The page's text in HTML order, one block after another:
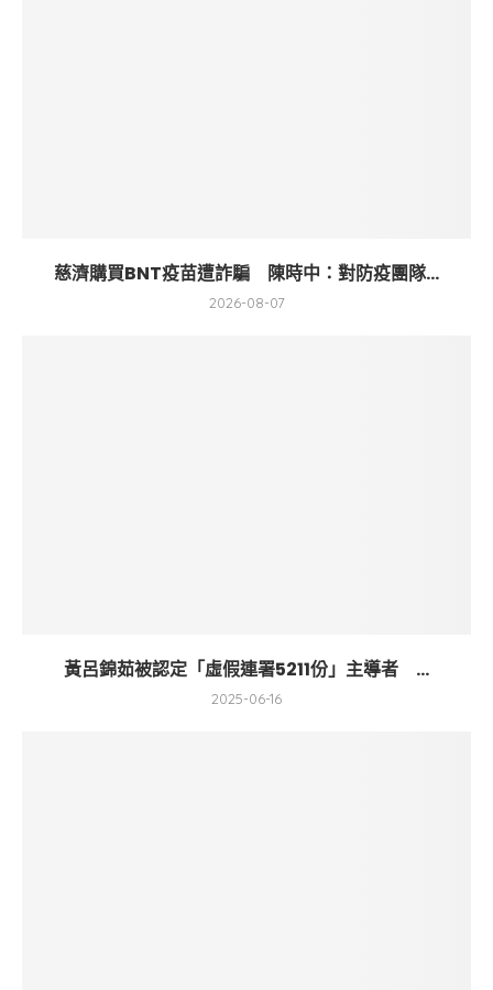
慈濟購買BNT疫苗遭詐騙 陳時中：對防疫團隊...
2026-08-07
黃呂錦茹被認定「虛假連署5211份」主導者 ...
2025-06-16